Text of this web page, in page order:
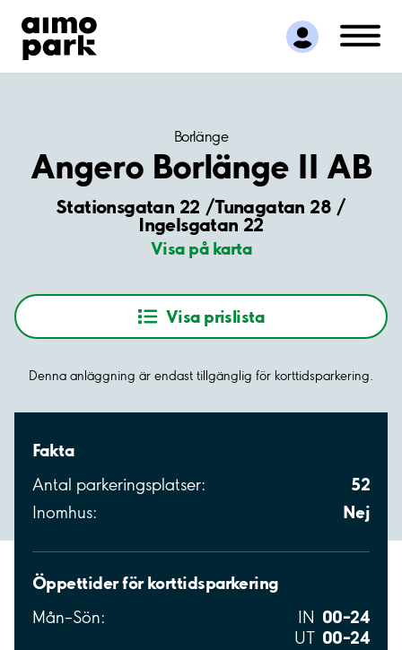
Hitta parkering
Samarbete
Kundservice
Borlänge
Angero Borlänge II AB
Stationsgatan 22 /Tunagatan 28 /
Ingelsgatan 22
Visa på karta
Visa prislista
Denna anläggning är endast tillgänglig för korttidsparkering.
Fakta
Antal parkeringsplatser: 52
Inomhus: Nej
Öppettider för korttidsparkering
Mån–Sön: IN 00–24
UT 00–24